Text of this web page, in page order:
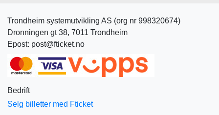
Trondheim systemutvikling AS (org nr 998320674)
Dronningen gt 38, 7011 Trondheim
Epost: post@fticket.no
Bedrift
Selg billetter med Fticket